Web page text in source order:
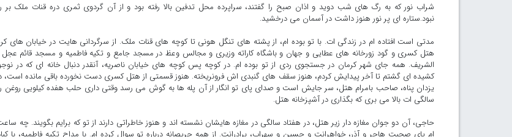
شراب نور که به رگ های شب دوید و اذان صبح را گفتند، سراپرده محل تدفین بالا رفته بود و از آن گردوی ثمری دره قنات ملک بر
نبود.ستاره ای پر نور هنوز داشت در آسمان می درخشید.
مدتی است افتاده ام در زندگی ات. با تو بوده ام، از پشته های تنگل هونی تا کوچه های قنات ملک. از سرگردانی هایت در خیابان های
هتل کسری و گود زورخانه های عطایی و جهان و باشگاه کاراته وزیری و مجالس وعظ در مسجد جامع و تکیه فاطمیه و مسجد قائم عجل
الشریف. همه جای شهر کرمان در جستجوی ردی از تو بوده ام. در کوچه پس کوچه های خیابان ناصریه، آنقدر دنبال خانه ای که در
کشیده ای گشتم تا آخر پیدایش کردم، هنوز سقف های گنبدی اش فرونریخته. هنوز قسمتی از هتل کسری دست نخورده باقی مانده است،
یزدان پناه، صاحب بامرام هتل، سر جایش است و صدای پای تو انگار از آن پله ها به گوش می رسد وقتی داری حلب هفده کیلویی روغن را
سالگی ات بالا می بری که بگذاری در آشپزخانه هتل.
حاجی، آن دو جوان مغازه دار زیر هتل، در هفتاد سالگی در مغازه هایشان نشسته اند و هنوز خاطراتی دارند از تو که برایم بگویند. چه
ام پای صحبت هاجر و آذر، خواهرانت و حسین و سهراب، برادرانت. از همه حریصانه درباره تو سوال کرده ام. با مداح تکیه فاطمیه، با